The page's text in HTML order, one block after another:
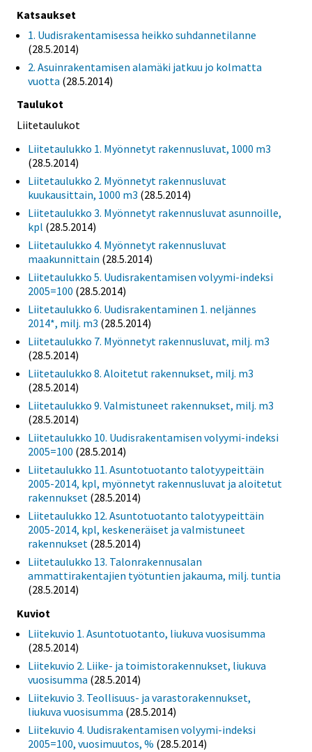
Katsaukset
1. Uudisrakentamisessa heikko suhdannetilanne
(28.5.2014)
2. Asuinrakentamisen alamäki jatkuu jo kolmatta
vuotta (28.5.2014)
Taulukot
Liitetaulukot
Liitetaulukko 1. Myönnetyt rakennusluvat, 1000 m3
(28.5.2014)
Liitetaulukko 2. Myönnetyt rakennusluvat
kuukausittain, 1000 m3 (28.5.2014)
Liitetaulukko 3. Myönnetyt rakennusluvat asunnoille,
kpl (28.5.2014)
Liitetaulukko 4. Myönnetyt rakennusluvat
maakunnittain (28.5.2014)
Liitetaulukko 5. Uudisrakentamisen volyymi-indeksi
2005=100 (28.5.2014)
Liitetaulukko 6. Uudisrakentaminen 1. neljännes
2014*, milj. m3 (28.5.2014)
Liitetaulukko 7. Myönnetyt rakennusluvat, milj. m3
(28.5.2014)
Liitetaulukko 8. Aloitetut rakennukset, milj. m3
(28.5.2014)
Liitetaulukko 9. Valmistuneet rakennukset, milj. m3
(28.5.2014)
Liitetaulukko 10. Uudisrakentamisen volyymi-indeksi
2005=100 (28.5.2014)
Liitetaulukko 11. Asuntotuotanto talotyypeittäin
2005-2014, kpl, myönnetyt rakennusluvat ja aloitetut
rakennukset (28.5.2014)
Liitetaulukko 12. Asuntotuotanto talotyypeittäin
2005-2014, kpl, keskeneräiset ja valmistuneet
rakennukset (28.5.2014)
Liitetaulukko 13. Talonrakennusalan
ammattirakentajien työtuntien jakauma, milj. tuntia
(28.5.2014)
Kuviot
Liitekuvio 1. Asuntotuotanto, liukuva vuosisumma
(28.5.2014)
Liitekuvio 2. Liike- ja toimistorakennukset, liukuva
vuosisumma (28.5.2014)
Liitekuvio 3. Teollisuus- ja varastorakennukset,
liukuva vuosisumma (28.5.2014)
Liitekuvio 4. Uudisrakentamisen volyymi-indeksi
2005=100, vuosimuutos, % (28.5.2014)